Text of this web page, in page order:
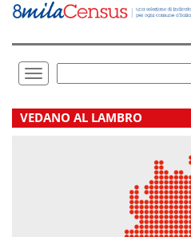
Vai
direttamente
Toggle
navigation
.
VEDANO AL LAMBRO